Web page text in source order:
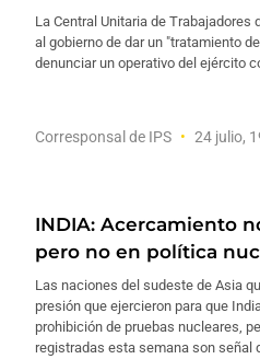
La Central Unitaria de Trabajadores
al gobierno de dar un "tratamiento
denunciar un operativo del ejército
Corresponsal de IPS 24 julio,
INDIA: Acercamiento
pero no en política
Las naciones del sudeste de Asia
presión que ejercieron para que
prohibición de pruebas nucleares,
registradas esta semana son señal